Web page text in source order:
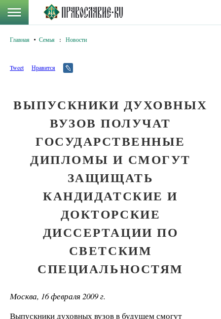
Главная Семья : Новости
Tweet Нравится
ВЫПУСКНИКИ ДУХОВНЫХ
ВУЗОВ ПОЛУЧАТ
ГОСУДАРСТВЕННЫЕ
ДИПЛОМЫ И СМОГУТ
ЗАЩИЩАТЬ
КАНДИДАТСКИЕ И
ДОКТОРСКИЕ
ДИССЕРТАЦИИ ПО
СВЕТСКИМ
СПЕЦИАЛЬНОСТЯМ
Москва, 16 февраля 2009 г.
Выпускники духовных вузов в будущем смогут